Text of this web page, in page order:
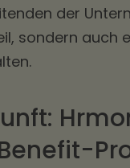
der
sondern auch